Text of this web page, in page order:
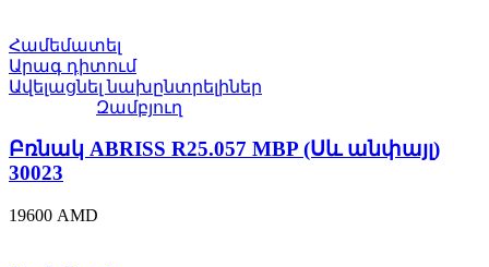
Համեմատել
Արագ դիտում
Ավելացնել նախընտրելիներ
Զամբյուղ
Բռնակ ABRISS R25.057 MBP (Սև անփայլ)
30023
19600 AMD